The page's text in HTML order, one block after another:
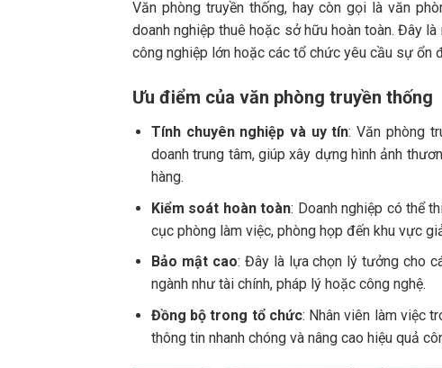
Văn phòng truyền thống, hay còn gọi là văn
doanh nghiệp thuê hoặc sở hữu hoàn toàn. Đây
công nghiệp lớn hoặc các tổ chức yêu cầu sự ổn
Ưu điểm của văn phòng truyền thống
Tính chuyên nghiệp và uy tín: Văn phòng
doanh trung tâm, giúp xây dựng hình ảnh
hàng.
Kiểm soát hoàn toàn: Doanh nghiệp có thể
cục phòng làm việc, phòng họp đến khu vực
Bảo mật cao: Đây là lựa chọn lý tưởng cho
ngành như tài chính, pháp lý hoặc công nghệ.
Đồng bộ trong tổ chức: Nhân viên làm việc
thông tin nhanh chóng và nâng cao hiệu quả